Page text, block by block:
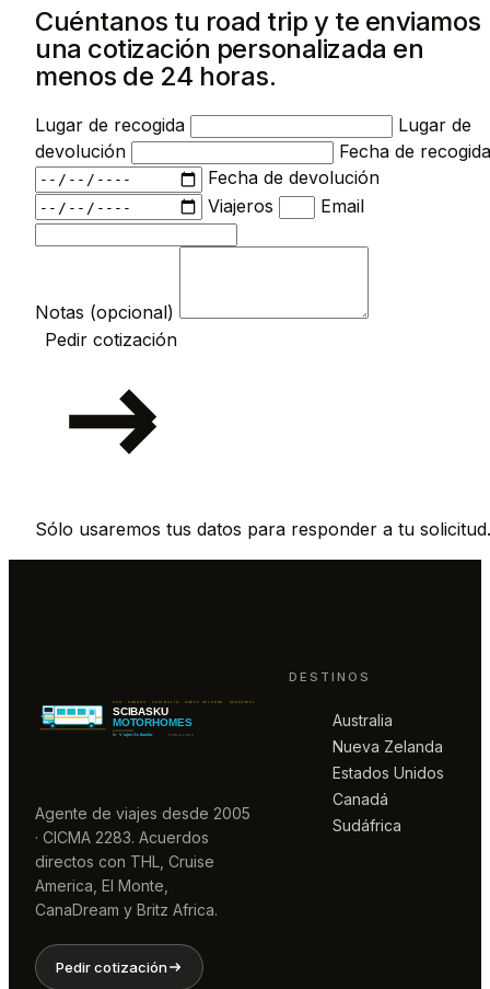
Cuéntanos tu road trip y te enviamos
una cotización personalizada en
menos de 24 horas.
Lugar de recogida
Lugar de
devolución
Fecha de recogida
Fecha de devolución
Viajeros
Email
Notas (opcional)
Pedir cotización
Sólo usaremos tus datos para responder a tu solicitud.
Agente de viajes desde 2005
· CICMA 2283. Acuerdos
directos con THL, Cruise
America, El Monte,
CanaDream y Britz Africa.
Pedir cotización
DESTINOS
Australia
Nueva Zelanda
Estados Unidos
Canadá
Sudáfrica